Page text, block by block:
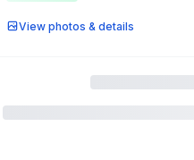
View photos & details